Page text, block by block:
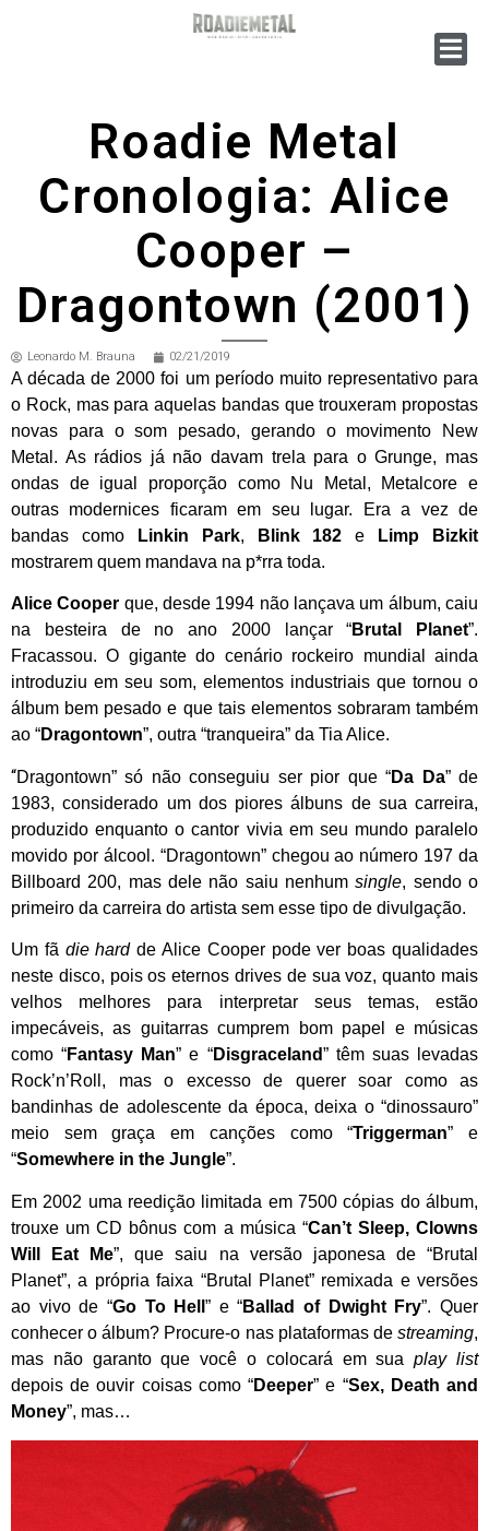
Roadie Metal
Cronologia: Alice
Cooper –
Dragontown (2001)
Leonardo M. Brauna 02/21/2019
A década de 2000 foi um período muito representativo para
o Rock, mas para aquelas bandas que trouxeram propostas
novas para o som pesado, gerando o movimento New
Metal. As rádios já não davam trela para o Grunge, mas
ondas de igual proporção como Nu Metal, Metalcore e
outras modernices ficaram em seu lugar. Era a vez de
bandas como
Linkin Park, Blink 182e
Limp Bizkit
mostrarem quem mandava na p*rra toda.
Alice Cooper que, desde 1994 não lançava um álbum, caiu
na besteira de no ano 2000 lançar “Brutal Planet”.
Fracassou. O gigante do cenário rockeiro mundial ainda
introduziu em seu som, elementos industriais que tornou o
álbum bem pesado e que tais elementos sobraram também
ao “Dragontown”, outra “tranqueira” da Tia Alice.
“Dragontown” só não conseguiu ser pior que “Da Da” de
1983, considerado um dos piores álbuns de sua carreira,
produzido enquanto o cantor vivia em seu mundo paralelo
movido por álcool. “Dragontown” chegou ao número 197 da
Billboard 200, mas dele não saiu nenhumsingle, sendo o
primeiro da carreira do artista sem esse tipo de divulgação.
Um fã die hardde Alice Cooper pode ver boas qualidades
neste disco, pois os eternos drives de sua voz, quanto mais
velhos melhores para interpretar seus temas, estão
impecáveis, as guitarras cumprem bom papel e músicas
como “Fantasy Man” e “Disgraceland” têm suas levadas
Rock’n’Roll, mas o excesso de querer soar como as
bandinhas de adolescente da época, deixa o “dinossauro”
meio sem graça em canções como “Triggerman” e
“Somewhere in the Jungle”.
Em 2002 uma reedição limitada em 7500 cópias do álbum,
trouxe um CD bônus com a música “Can’t Sleep, Clowns
Will Eat Me”, que saiu na versão japonesa de “Brutal
Planet”, a própria faixa “Brutal Planet” remixada e versões
ao vivo de “Go To Hell” e “Ballad of Dwight Fry”. Quer
conhecer o álbum? Procure-o nas plataformas de streaming,
mas não garanto que você o colocará em suaplay list
depois de ouvir coisas como “Deeper” e “Sex, Death and
Money”, mas…